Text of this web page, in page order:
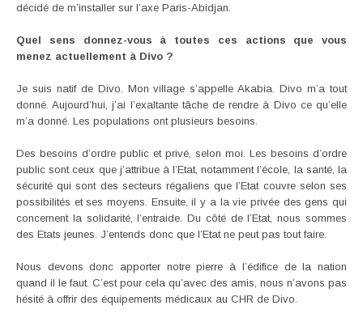
décidé de m’installer sur l’axe Paris-Abidjan.
Quel sens donnez-vous à toutes ces actions que vous
menez actuellement à Divo ?
Je suis natif de Divo. Mon village s’appelle Akabia. Divo m’a tout
donné. Aujourd’hui, j’ai l’exaltante tâche de rendre à Divo ce qu’elle
m’a donné. Les populations ont plusieurs besoins.
Des besoins d’ordre public et privé, selon moi. Les besoins d’ordre
public sont ceux que j’attribue à l’Etat, notamment l’école, la santé, la
sécurité qui sont des secteurs régaliens que l’Etat couvre selon ses
possibilités et ses moyens. Ensuite, il y a la vie privée des gens qui
concernent la solidarité, l’entraide. Du côté de l’Etat, nous sommes
des Etats jeunes. J’entends donc que l’Etat ne peut pas tout faire.
Nous devons donc apporter notre pierre à l’édifice de la nation
quand il le faut. C’est pour cela qu’avec des amis, nous n’avons pas
hésité à offrir des équipements médicaux au CHR de Divo.